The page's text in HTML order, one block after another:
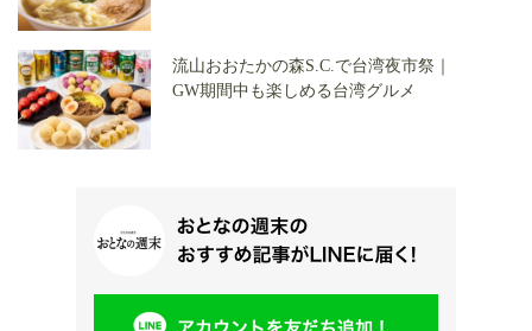
流山おおたかの森S.C.で台湾夜市祭｜
GW期間中も楽しめる台湾グルメ